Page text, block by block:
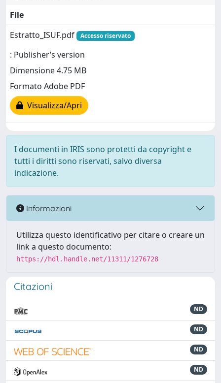
File
Estratto_ISUF.pdf
Accesso riservato
: Publisher’s version
Dimensione 4.75 MB
Formato Adobe PDF
Visualizza/Apri
I documenti in IRIS sono protetti da copyright e
tutti i diritti sono riservati, salvo diversa
indicazione.
Informazioni
Utilizza questo identificativo per citare o creare un
link a questo documento:
https://hdl.handle.net/11311/1276728
Citazioni
ND
ND
ND
ND